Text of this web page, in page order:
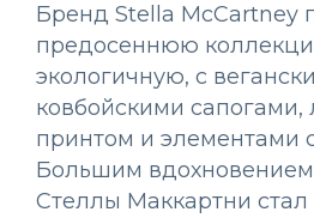
Бренд Stella McCartney
предосеннюю
экологичную, с
ковбойскими
принтом и элементами
Большим
Стеллы Маккартни